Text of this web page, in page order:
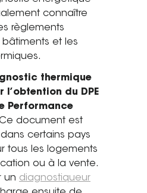
connaître
règlements
et les
thermique
l’obtention du DPE
Performance
document est
certains pays
tous les logements
ou à la vente.
un diagnostiqueur